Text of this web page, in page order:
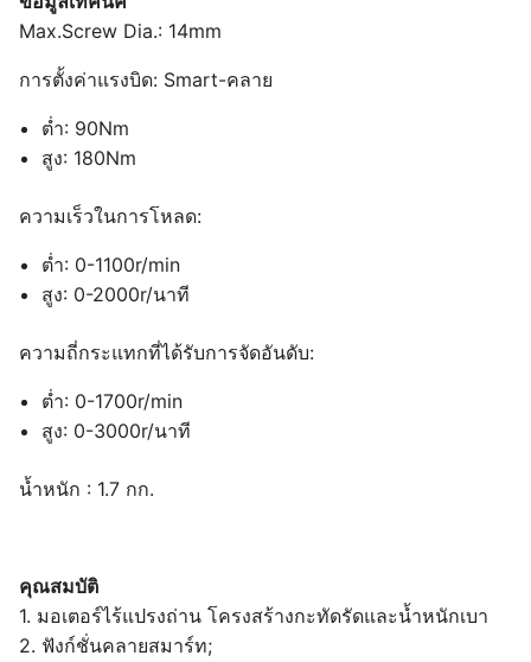
Max.Screw Dia.: 14mm
การตั้งค่าแรงบิด: Smart-คลาย
ต่ำ: 90Nm
สูง: 180Nm
ความเร็วในการโหลด:
ต่ำ: 0-1100r/min
สูง: 0-2000r/นาที
ความถี่กระแทกที่ได้รับการจัดอันดับ:
ต่ำ: 0-1700r/min
สูง: 0-3000r/นาที
น้ำหนัก : 1.7 กก.
คุณสมบัติ
1. มอเตอร์ไร้แปรงถ่าน โครงสร้างกะทัดรัดและน้ำหนักเบา
2. ฟังก์ชั่นคลายสมาร์ท;